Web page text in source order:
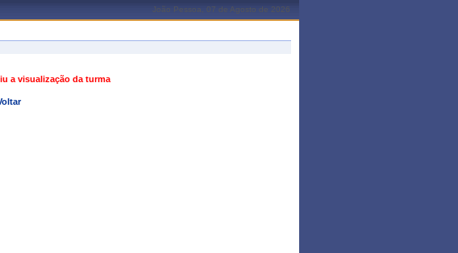
João Pessoa, 07 de Agosto de 2026
a visualização da turma